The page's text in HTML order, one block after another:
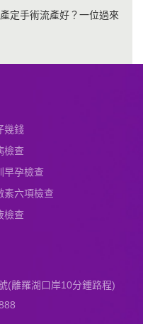
定手術流產好？一位過來
幾錢
檢查
早孕檢查
素六項檢查
檢查
(離羅湖口岸10分鍾路程)